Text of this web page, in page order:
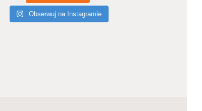
Obserwuj na Instagramie